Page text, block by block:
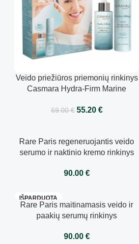
Veido priežiūros priemonių rinkinys
Casmara Hydra-Firm Marine
69.00€ 55.20 €
Rare Paris regeneruojantis veido
serumo ir naktinio kremo rinkinys
90.00 €
IŠPARDUOTA
Rare Paris maitinamasis veido ir
paakių serumų rinkinys
90.00 €